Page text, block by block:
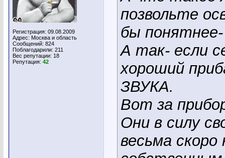
Регистрация: 09.08.2009
Адрес: Москва и область
Сообщений: 824
Поблагодарили: 211
Вес репутации: 18
Репутация: 42
позвольте
бы
А так- если
хороший
ЗВУКА.
Вот за
Они в силу
весьма